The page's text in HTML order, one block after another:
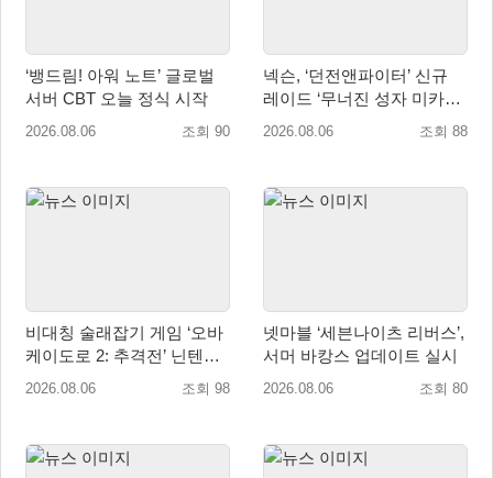
‘뱅드림! 아워 노트’ 글로벌
서버 CBT 오늘 정식 시작
2026.08.06 조회 90
넥슨, ‘던전앤파이터’ 신규
레이드 ‘무너진 성자 미카엘
라’ 업데이트!
2026.08.06 조회 88
비대칭 술래잡기 게임 ‘오바
케이도로 2: 추격전’ 닌텐도
eShop 출시
2026.08.06 조회 98
넷마블 ‘세븐나이츠 리버스’,
서머 바캉스 업데이트 실시
2026.08.06 조회 80